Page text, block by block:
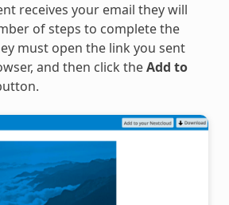
receives your email they will
of steps to complete the
must open the link you sent
and then click theAdd to